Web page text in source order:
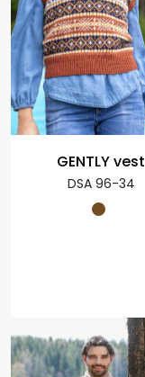
GENTLY vest
DSA 96-34